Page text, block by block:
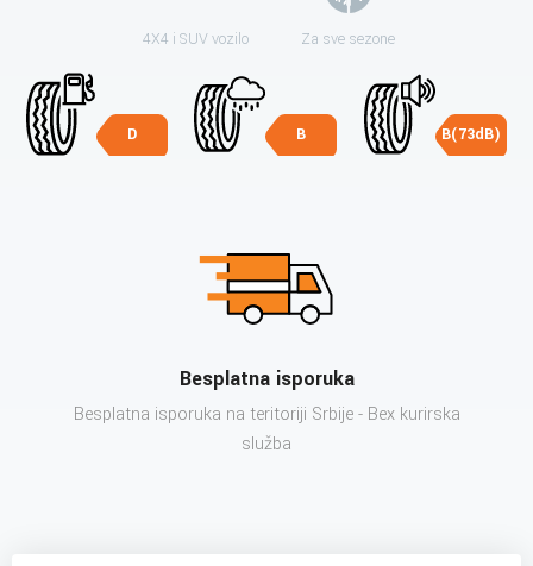
4X4 i SUV vozilo Za sve sezone
D B B(73dB)
Besplatna isporuka
Besplatna isporuka na teritoriji Srbije - Bex kurirska
služba